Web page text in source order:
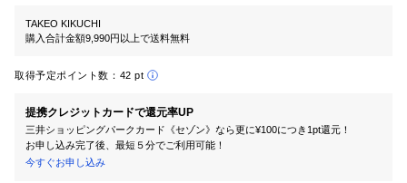
TAKEO KIKUCHI
購入合計金額9,990円以上で送料無料
取得予定ポイント数： 42 pt
提携クレジットカードで還元率UP
三井ショッピングパークカード《セゾン》なら更に¥100につき1pt還元！
お申し込み完了後、最短５分でご利用可能！
今すぐお申し込み